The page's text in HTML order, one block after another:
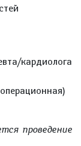
проведение